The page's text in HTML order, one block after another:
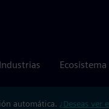
Industrias
automática. ¿Deseas ver